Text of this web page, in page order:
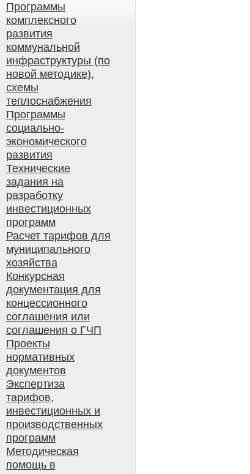
Программы
комплексного
развития
коммунальной
инфраструктуры (по
новой методике),
схемы
теплоснабжения
Программы
социально-
экономического
развития
Технические
задания на
разработку
инвестиционных
программ
Расчет тарифов для
муниципального
хозяйства
Конкурсная
документация для
концессионного
соглашения или
соглашения о ГЧП
Проекты
нормативных
документов
Экспертиза
тарифов,
инвестиционных и
производственных
программ
Методическая
помощь в